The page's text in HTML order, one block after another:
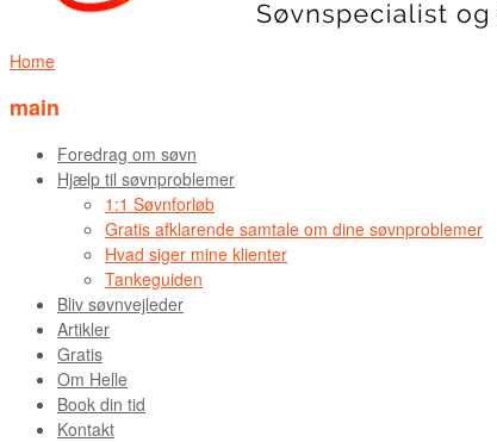
Home
main
Foredrag om søvn
Hjælp til søvnproblemer
1:1 Søvnforløb
Gratis afklarende samtale om dine søvnproblemer
Hvad siger mine klienter
Tankeguiden
Bliv søvnvejleder
Artikler
Gratis
Om Helle
Book din tid
Kontakt